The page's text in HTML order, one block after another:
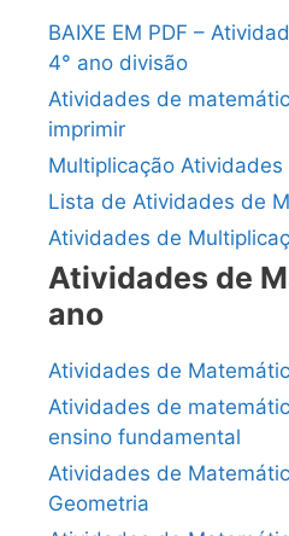
BAIXE EM PDF –
4° ano divisão
Atividades de
imprimir
Multiplicação Atividades
Lista de Atividades de
Atividades de
Atividades de
ano
Atividades de
Atividades de
ensino fundamental
Atividades de
Geometria